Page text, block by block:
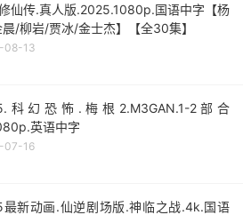
仙传.真人版.2025.1080p.国语中字【杨
/柳岩/贾冰/金士杰】【全30集】
08-13
科幻恐怖.梅根2.M3GAN.1-2部合
英语中字
07-16
最新动画.仙逆剧场版.神临之战.4k.国语